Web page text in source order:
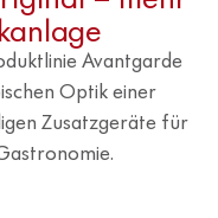
Avantgarde
Optik einer
Zusatzgeräte für